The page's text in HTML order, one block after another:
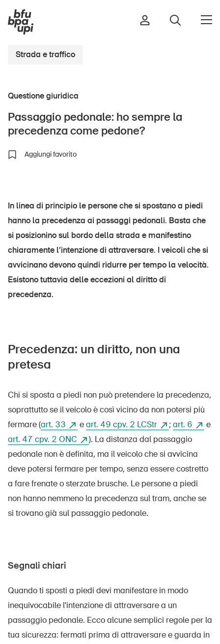
Sport e attività fisica
Casa e giardino
Edifici e impianti
Scuola
Imprese
UPI – chi siamo
Media
Politica
Ordinare & scaricare materiali
Corsi ed eventi
Prodotti sicuri
Approfondimenti giuridici
Delegate e delegati alla sicurezza e Comuni
Contatto e consulenza
Strada e traffico
Questione giuridica
Passaggio pedonale: ho sempre la
precedenza come pedone?
Aggiungi favorito
In linea di principio le persone che si spostano a piedi
hanno la precedenza ai passaggi pedonali. Basta che
si posizionino sul bordo della strada e manifestino
chiaramente l’intenzione di attraversare. I veicoli che si
avvicinano devono quindi ridurre per tempo la velocità.
Esistono tuttavia delle eccezioni al diritto di
precedenza.
Precedenza: un diritto, non una
pretesa
Chi si sposta a piedi non può pretendere la precedenza,
soprattutto se il veicolo è così vicino da non potersi più
fermare (art. 33 eart. 49 cpv. 2 LCStr ;art. 6
e
art. 47 cpv. 2 ONC
). La distanza dal passaggio
pedonale non è definita, ma il veicolo che si avvicina
deve potersi fermare per tempo, senza essere costretto
a fare frenate o sterzate brusche. Le persone a piedi
non hanno nemmeno la precedenza sul tram, anche se
si trovano già sul passaggio pedonale.
Segnali chiari
Quando ti sposti a piedi devi manifestare in modo
inequivocabile l'intenzione di attraversare a un
passaggio pedonale. Ecco alcune semplici regole per la
tua sicurezza: fermati prima di attraversare e guarda in